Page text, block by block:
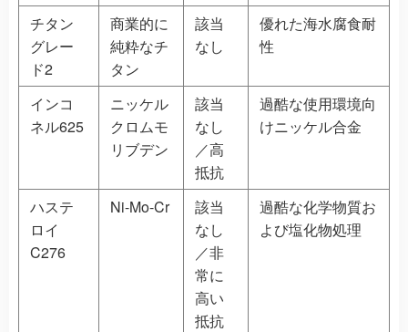
チタン
グレー
ド2
商業的に
純粋なチ
タン
該当
なし
優れた海水腐食耐
性
インコ
ネル625
ニッケル
クロムモ
リブデン
該当
なし
／高
抵抗
過酷な使用環境向
けニッケル合金
ハステ
ロイ
C276
Ni-Mo-Cr
該当
なし
／非
常に
高い
抵抗
過酷な化学物質お
よび塩化物処理